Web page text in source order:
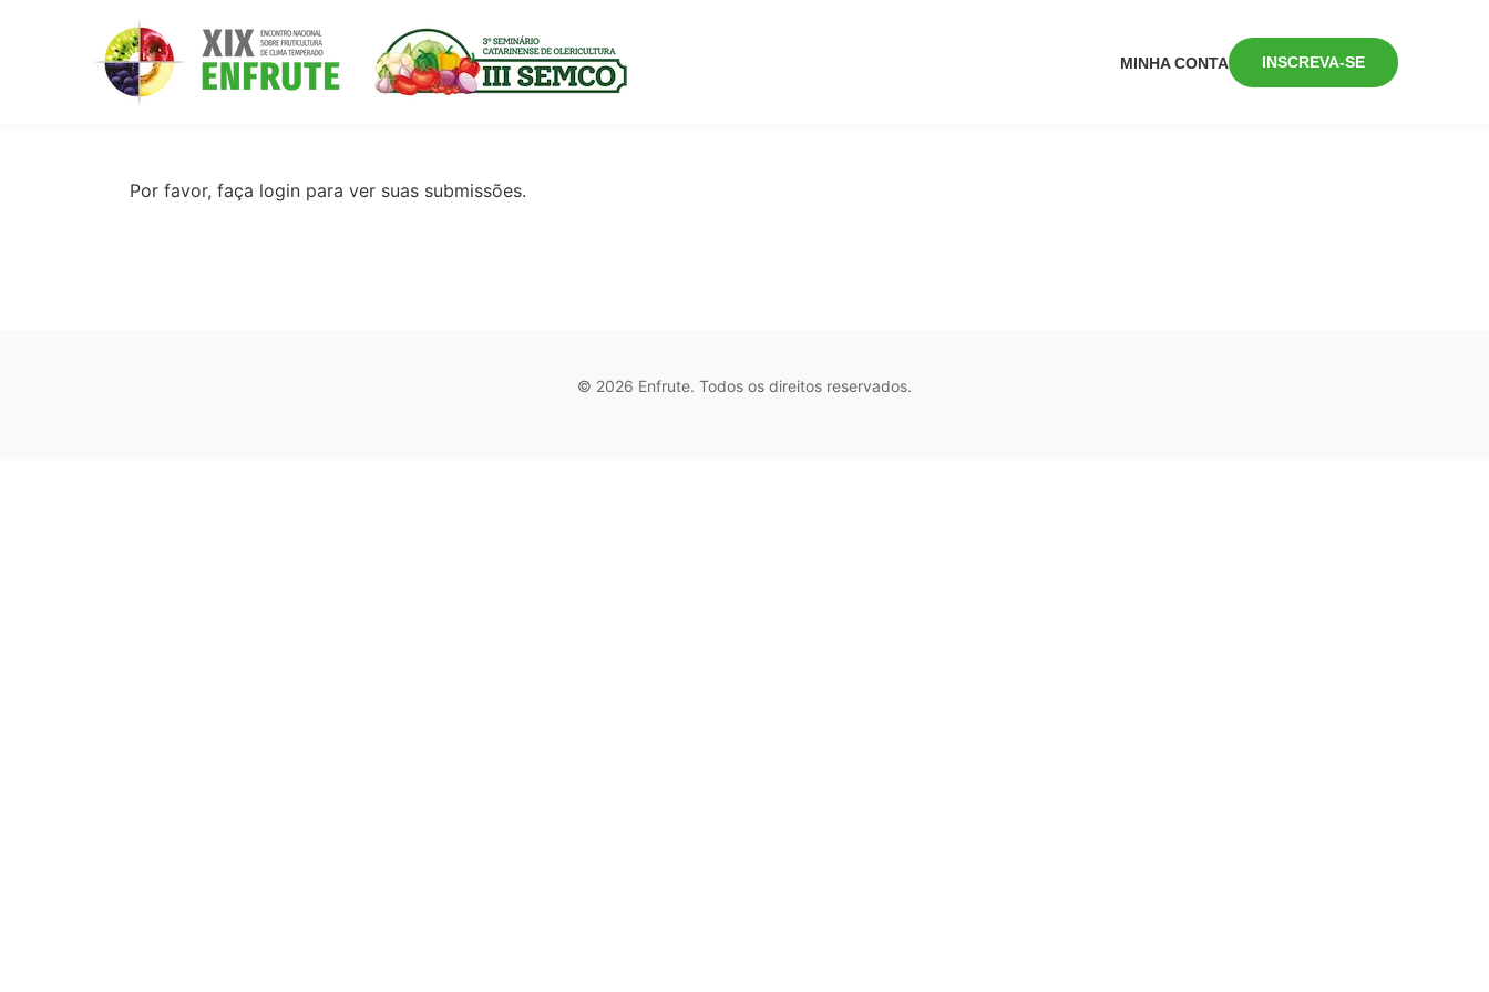
MINHA CONTA INSCREVA-SE
Por favor, faça login para ver suas submissões.
© 2026 Enfrute. Todos os direitos reservados.